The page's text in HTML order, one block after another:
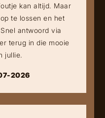
kan altijd. Maar
te lossen en het
antwoord via
terug in die mooie
jullie.
2026